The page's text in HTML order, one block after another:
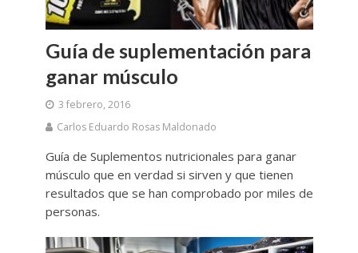
Guía de suplementación para
ganar músculo
3 febrero, 2016
Carlos Eduardo Rosas Maldonado
Guía de Suplementos nutricionales para ganar
músculo que en verdad si sirven y que tienen
resultados que se han comprobado por miles de
personas.